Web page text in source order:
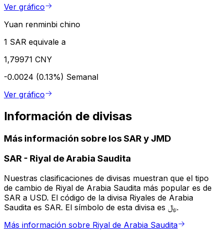
Ver gráfico
Yuan renminbi chino
1 SAR equivale a
1,79971 CNY
-0.0024 (0.13%) Semanal
Ver gráfico
Información de divisas
Más información sobre los SAR y JMD
SAR - Riyal de Arabia Saudita
Nuestras clasificaciones de divisas muestran que el tipo
de cambio de Riyal de Arabia Saudita más popular es de
SAR a USD. El código de la divisa Riyales de Arabia
Saudita es SAR. El símbolo de esta divisa es ﷼.
Más información sobre Riyal de Arabia Saudita